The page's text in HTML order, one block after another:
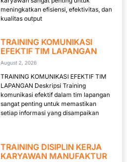
meningkatkan efisiensi, efektivitas, dan
kualitas output
TRAINING KOMUNIKASI
EFEKTIF TIM LAPANGAN
August 2, 2026
TRAINING KOMUNIKASI EFEKTIF TIM
LAPANGAN Deskripsi Training
komunikasi efektif dalam tim lapangan
sangat penting untuk memastikan
setiap informasi yang disampaikan
TRAINING DISIPLIN KERJA
KARYAWAN MANUFAKTUR